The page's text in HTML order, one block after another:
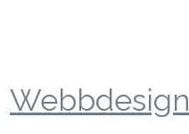
Webbdesign